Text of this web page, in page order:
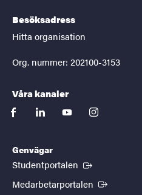
Besöksadress
Hitta organisation
Org. nummer: 202100-3153
Våra kanaler
facebooklinkedinyoutubeinstagram
Genvägar
Studentportalen (Extern länk)
Medarbetarportalen (Extern länk)